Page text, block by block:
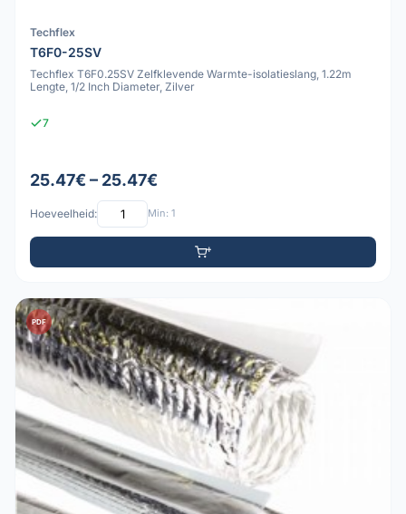
Techflex
T6F0-25SV
Techflex T6F0.25SV Zelfklevende Warmte-isolatieslang, 1.22m
Lengte, 1/2 Inch Diameter, Zilver
7
25.47€ – 25.47€
Hoeveelheid: Min: 1
PDF